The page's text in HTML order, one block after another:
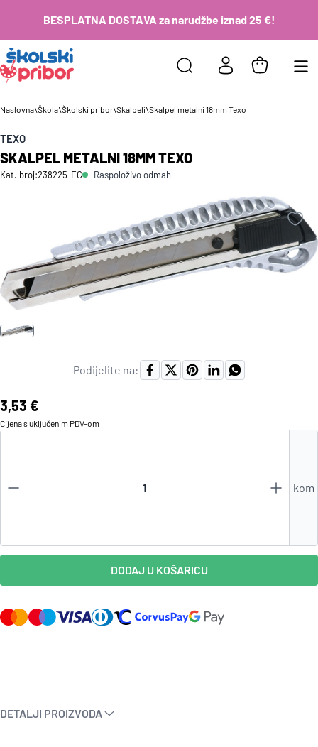
BESPLATNA DOSTAVA za narudžbe iznad 25 €!
Podijelite na:
DETALJI PROIZVODA
Naslovna\Škola\Školski pribor\Skalpeli\Skalpel metalni 18mm Texo
TEXO
SKALPEL METALNI 18MM TEXO
Kat. broj:238225-EC Raspoloživo odmah
Cijena:
3,53 €
Cijena s uključenim PDV-om
kom
DODAJ U KOŠARICU